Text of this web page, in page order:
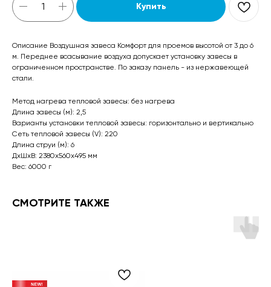
Купить
Описание Воздушная завеса Комфорт для проемов высотой от 3 до 6
м. Переднее всасывание воздуха допускает установку завесы в
ограниченном пространстве. По заказу панель - из нержавеющей
стали.
Метод нагрева тепловой завесы: без нагрева
Длина завесы (м): 2,5
Варианты установки тепловой завесы: горизонтально и вертикально
Сеть тепловой завесы (V): 220
Длина струи (м): 6
ДxШxВ: 2380x560x495 мм
Вес: 6000 г
СМОТРИТЕ ТАКЖЕ